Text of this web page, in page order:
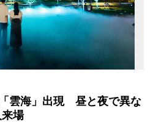
雲海」出現 昼と夜で異な
場